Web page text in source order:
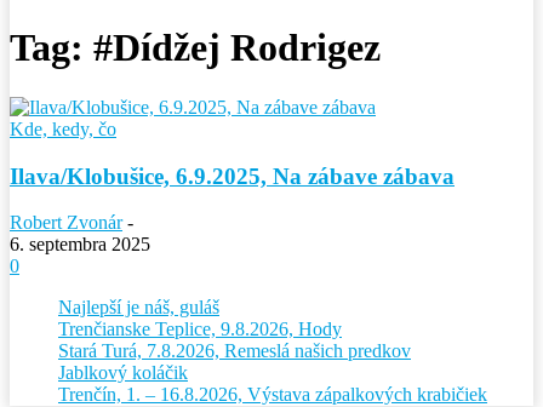
Tag: #Dídžej Rodrigez
Kde, kedy, čo
Ilava/Klobušice, 6.9.2025, Na zábave zábava
Robert Zvonár -
6. septembra 2025
0
Najlepší je náš, guláš
Trenčianske Teplice, 9.8.2026, Hody
Stará Turá, 7.8.2026, Remeslá našich predkov
Jablkový koláčik
Trenčín, 1. – 16.8.2026, Výstava zápalkových krabičiek